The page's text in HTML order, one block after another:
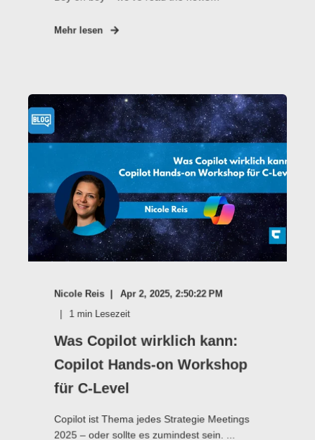
Mehr lesen
Nicole Reis Apr 2, 2025, 2:50:22 PM
1 min Lesezeit
Was Copilot wirklich kann:
Copilot Hands-on Workshop
für C-Level
Copilot ist Thema jedes Strategie Meetings
2025 – oder sollte es zumindest sein. ...